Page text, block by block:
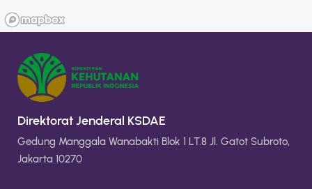
Direktorat Jenderal KSDAE
Gedung Manggala Wanabakti Blok 1 LT.8 Jl. Gatot Subroto,
Jakarta 10270